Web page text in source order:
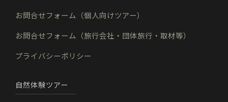
お問合せフォーム（個人向けツアー）
お問合せフォーム（旅行会社・団体旅行・取材等）
プライバシーポリシー
自然体験ツアー